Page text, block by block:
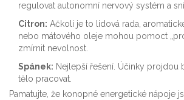
regulovat autonomní nervový systém a
Citron: Ačkoli je to lidová rada,
nebo mátového oleje mohou pomoct
zmírnit nevolnost.
Spánek: Nejlepší řešení. Účinky projdou
tělo pracovat.
Pamatujte, že konopné energetické nápoje